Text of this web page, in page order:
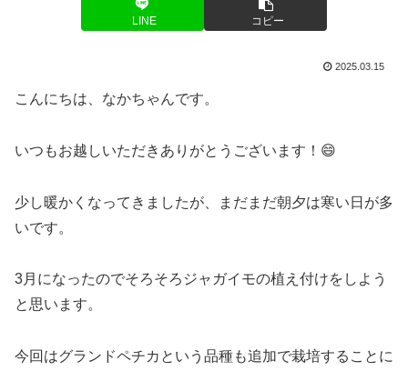
LINE コピー
2025.03.15
こんにちは、なかちゃんです。
いつもお越しいただきありがとうございます！😄
少し暖かくなってきましたが、まだまだ朝夕は寒い日が多
いです。
3月になったのでそろそろジャガイモの植え付けをしよう
と思います。
今回はグランドペチカという品種も追加で栽培することに